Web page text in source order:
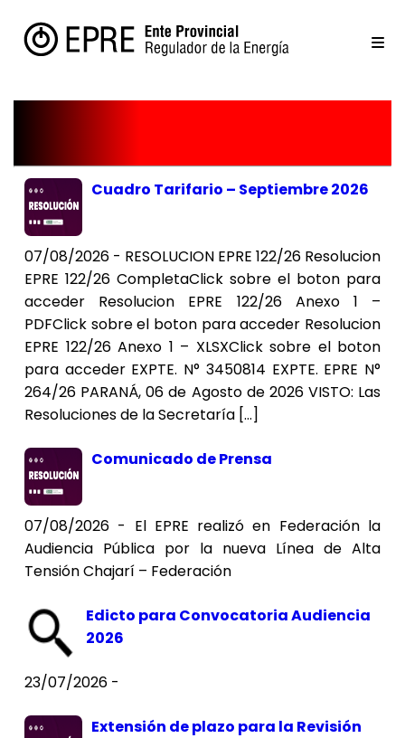
Cuadro Tarifario – Septiembre 2026
07/08/2026 - RESOLUCION EPRE 122/26 Resolucion
EPRE 122/26 CompletaClick sobre el boton para
acceder Resolucion EPRE 122/26 Anexo 1 –
PDFClick sobre el boton para acceder Resolucion
EPRE 122/26 Anexo 1 – XLSXClick sobre el boton
para acceder EXPTE. N° 3450814 EXPTE. EPRE N°
264/26 PARANÁ, 06 de Agosto de 2026 VISTO: Las
Resoluciones de la Secretaría […]
Comunicado de Prensa
07/08/2026 - El EPRE realizó en Federación la
Audiencia Pública por la nueva Línea de Alta
Tensión Chajarí – Federación
Edicto para Convocatoria Audiencia
2026
23/07/2026 -
Extensión de plazo para la Revisión